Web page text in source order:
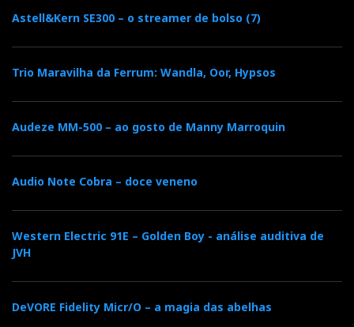
Astell&Kern SE300 – o streamer de bolso (7)
Trio Maravilha da Ferrum: Wandla, Oor, Hypsos
Audeze MM-500 – ao gosto de Manny Marroquin
Audio Note Cobra – doce veneno
Western Electric 91E – Golden Boy - análise auditiva de
JVH
DeVORE Fidelity Micr/O – a magia das abelhas